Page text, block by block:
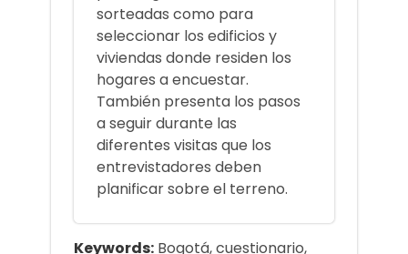
sorteadas como para
seleccionar los edificios y
viviendas donde residen los
hogares a encuestar.
También presenta los pasos
a seguir durante las
diferentes visitas que los
entrevistadores deben
planificar sobre el terreno.
Keywords: Bogotá, cuestionario,